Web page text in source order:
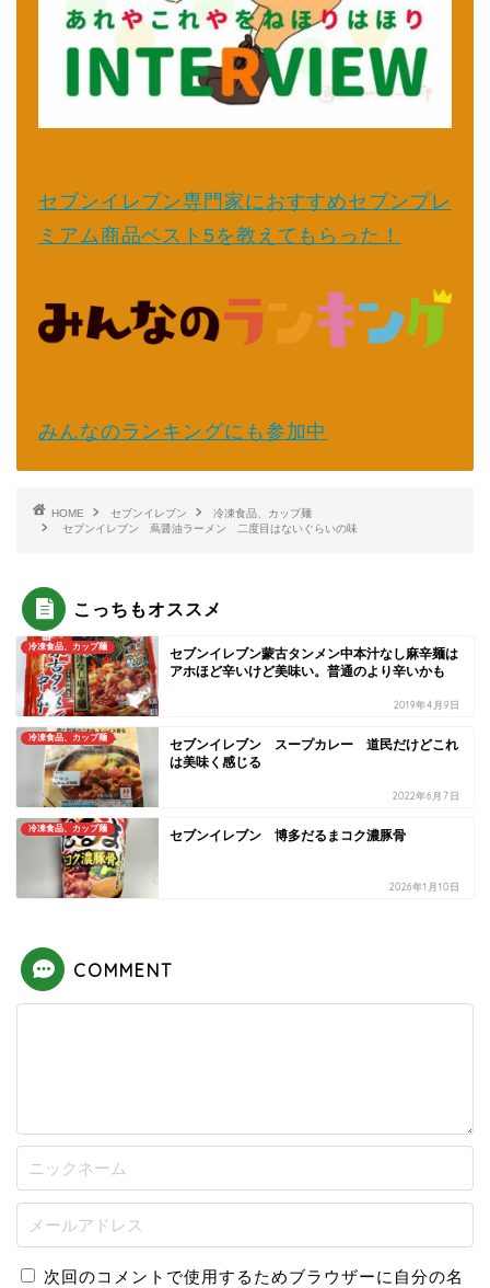
セブンイレブン専門家におすすめセブンプレ
ミアム商品ベスト5を教えてもらった！
みんなのランキングにも参加中
HOME セブンイレブン
冷凍食品、カップ麺
セブンイレブン 蔦醤油ラーメン 二度目はないぐらいの味
こっちもオススメ
冷凍食品、カップ麺
セブンイレブン蒙古タンメン中本汁なし麻辛麺は
アホほど辛いけど美味い。普通のより辛いかも
2019年4月9日
冷凍食品、カップ麺
セブンイレブン スープカレー 道民だけどこれ
は美味く感じる
2022年6月7日
冷凍食品、カップ麺 セブンイレブン 博多だるまコク濃豚骨
2026年1月10日
COMMENT
次回のコメントで使用するためブラウザーに自分の名